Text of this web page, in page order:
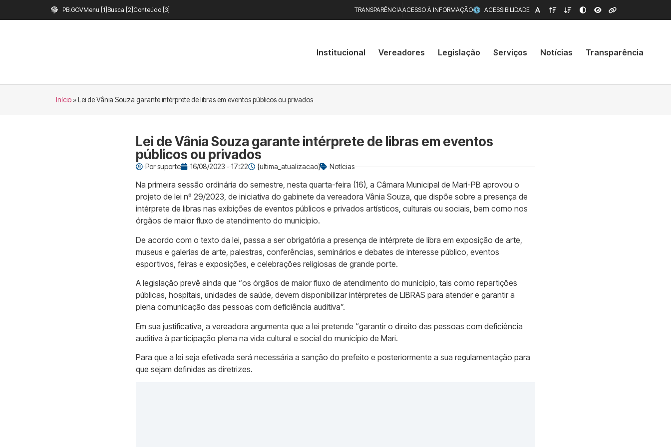
PB.GOVMenu [1] Busca [2] Conteúdo [3] TRANSPARÊNCIAACESSO À INFORMAÇÃO ACESSIBILIDADE
Institucional Vereadores Legislação Serviços Notícias Transparência
Início» Lei de Vânia Souza garante intérprete de libras em eventos públicos ou privados
Lei de Vânia Souza garante intérprete de libras em eventos
públicos ou privados
Porsuporte 16/08/2023 - 17:22 [ultima_atualizacao] Notícias
Na primeira sessão ordinária do semestre, nesta quarta-feira (16), a Câmara Municipal de Mari-PB aprovou o
projeto de lei nº 29/2023, de iniciativa do gabinete da vereadora Vânia Souza, que dispõe sobre a presença de
intérprete de libras nas exibições de eventos públicos e privados artísticos, culturais ou sociais, bem como nos
órgãos de maior fluxo de atendimento do município.
De acordo com o texto da lei, passa a ser obrigatória a presença de intérprete de libra em exposição de arte,
museus e galerias de arte, palestras, conferências, seminários e debates de interesse público, eventos
esportivos, feiras e exposições, e celebrações religiosas de grande porte.
A legislação prevê ainda que “os órgãos de maior fluxo de atendimento do município, tais como repartições
públicas, hospitais, unidades de saúde, devem disponibilizar intérpretes de LIBRAS para atender e garantir a
plena comunicação das pessoas com deficiência auditiva”.
Em sua justificativa, a vereadora argumenta que a lei pretende “garantir o direito das pessoas com deficiência
auditiva à participação plena na vida cultural e social do município de Mari.
Para que a lei seja efetivada será necessária a sanção do prefeito e posteriormente a sua regulamentação para
que sejam definidas as diretrizes.